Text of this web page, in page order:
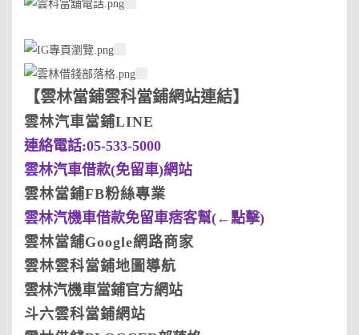
【雲林當鋪雲科當鋪網站連結】
雲林汽車當鋪LINE
連絡電話:05-533-5000
雲林汽車借款(免留車)網站
雲林當鋪FB粉絲專業
雲林汽機車借款免留車痞客幫(←點擊)
雲林當舖Google網路商家
雲林雲科當鋪地圖導航
雲林汽機車當鋪官方網站
斗六雲科當鋪網站